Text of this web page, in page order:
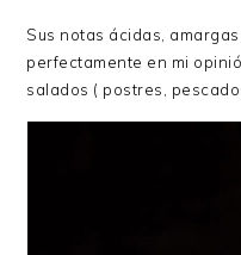
Sus notas ácidas,
perfectamente en mi
salados ( postres,